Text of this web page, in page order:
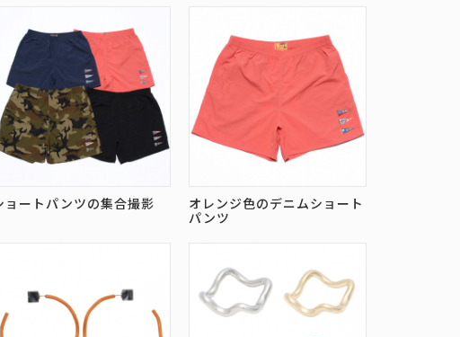
ョートパンツの集合撮影
オレンジ色のデニムショート
パンツ